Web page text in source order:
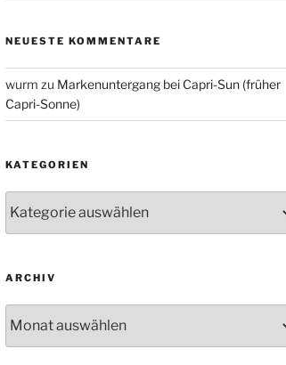
NEUESTE KOMMENTARE
wurm zu Markenuntergang bei Capri-Sun (früher
Capri-Sonne)
KATEGORIEN
ARCHIV